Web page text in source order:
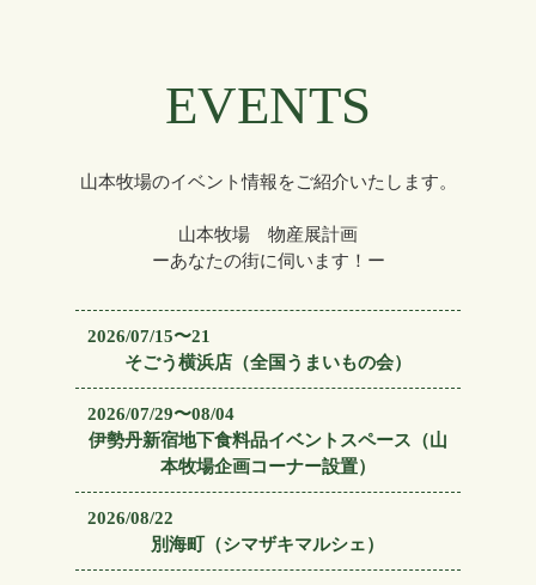
EVENTS
山本牧場のイベント情報をご紹介いたします。
山本牧場 物産展計画
ーあなたの街に伺います！ー
2026/07/15〜21
そごう横浜店（全国うまいもの会）
2026/07/29〜08/04
伊勢丹新宿地下食料品イベントスペース（山
本牧場企画コーナー設置）
2026/08/22
別海町（シマザキマルシェ）